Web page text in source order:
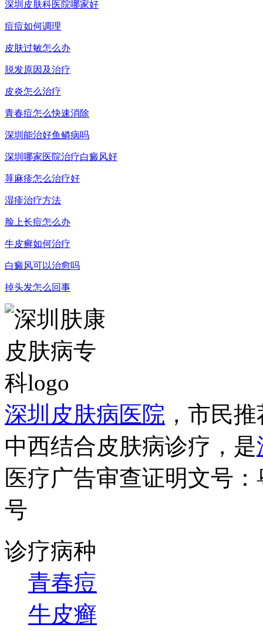
深圳皮肤科医院哪家好
痘痘如何调理
皮肤过敏怎么办
脱发原因及治疗
皮炎怎么治疗
青春痘怎么快速消除
深圳能治好鱼鳞病吗
深圳哪家医院治疗白癜风好
荨麻疹怎么治疗好
湿疹治疗方法
脸上长痘怎么办
牛皮癣如何治疗
白癜风可以治愈吗
掉头发怎么回事
深圳皮肤病医院 ，市民
中西结合皮肤病诊疗，是
医疗广告审查证明文号
号
诊疗病种
青春痘
牛皮癣